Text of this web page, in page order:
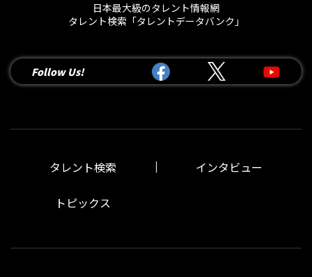
日本最大級のタレント情報網
タレント検索「タレントデータバンク」
Follow Us!
タレント検索 インタビュー
トピックス